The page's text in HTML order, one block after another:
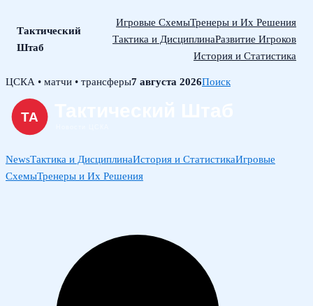
Тактический
Штаб
Игровые СхемыТренеры и Их Решения
Тактика и ДисциплинаРазвитие Игроков
История и Статистика
Skip
content
ЦСКА • матчи • трансферы7 августа 2026Поиск
NewsТактика и ДисциплинаИстория и СтатистикаИгровые
СхемыТренеры и Их Решения